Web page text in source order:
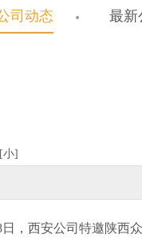
司动态 最新
小]
，西安公司特邀陕西